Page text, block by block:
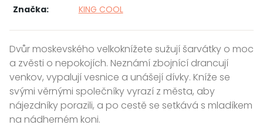
Značka:
KING COOL
Dvůr moskevského velkoknížete sužují šarvátky o moc
a zvěsti o nepokojích. Neznámí zbojnící drancují
venkov, vypalují vesnice a unášejí dívky. Kníže se
svými věrnými společníky vyrazí z města, aby
nájezdníky porazili, a po cestě se setkává s mladíkem
na nádherném koni.